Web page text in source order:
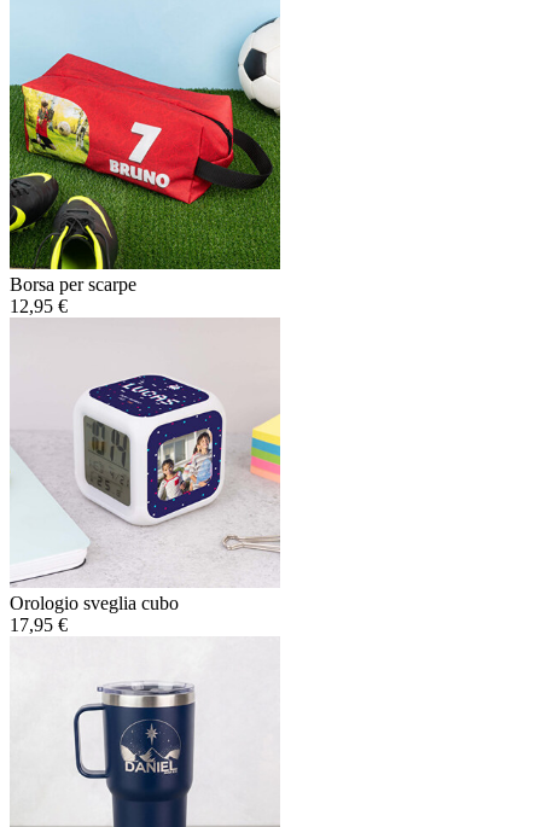
Borsa per scarpe
12,95 €
Orologio sveglia cubo
17,95 €